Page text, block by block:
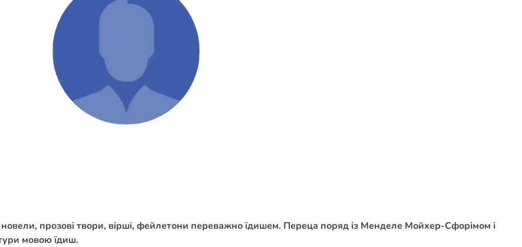
консультування
КНИГА В КОМПЛЕКТІ
прозові твори, вірші, фейлетони переважно їдишем. Переца поряд із Менделе Мойхер-Сфорімом і
мовою їдиш.